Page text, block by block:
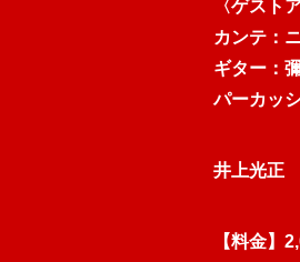
〈ゲスト
カンテ：
ギター：
パーカッ
井上光正
【料金】